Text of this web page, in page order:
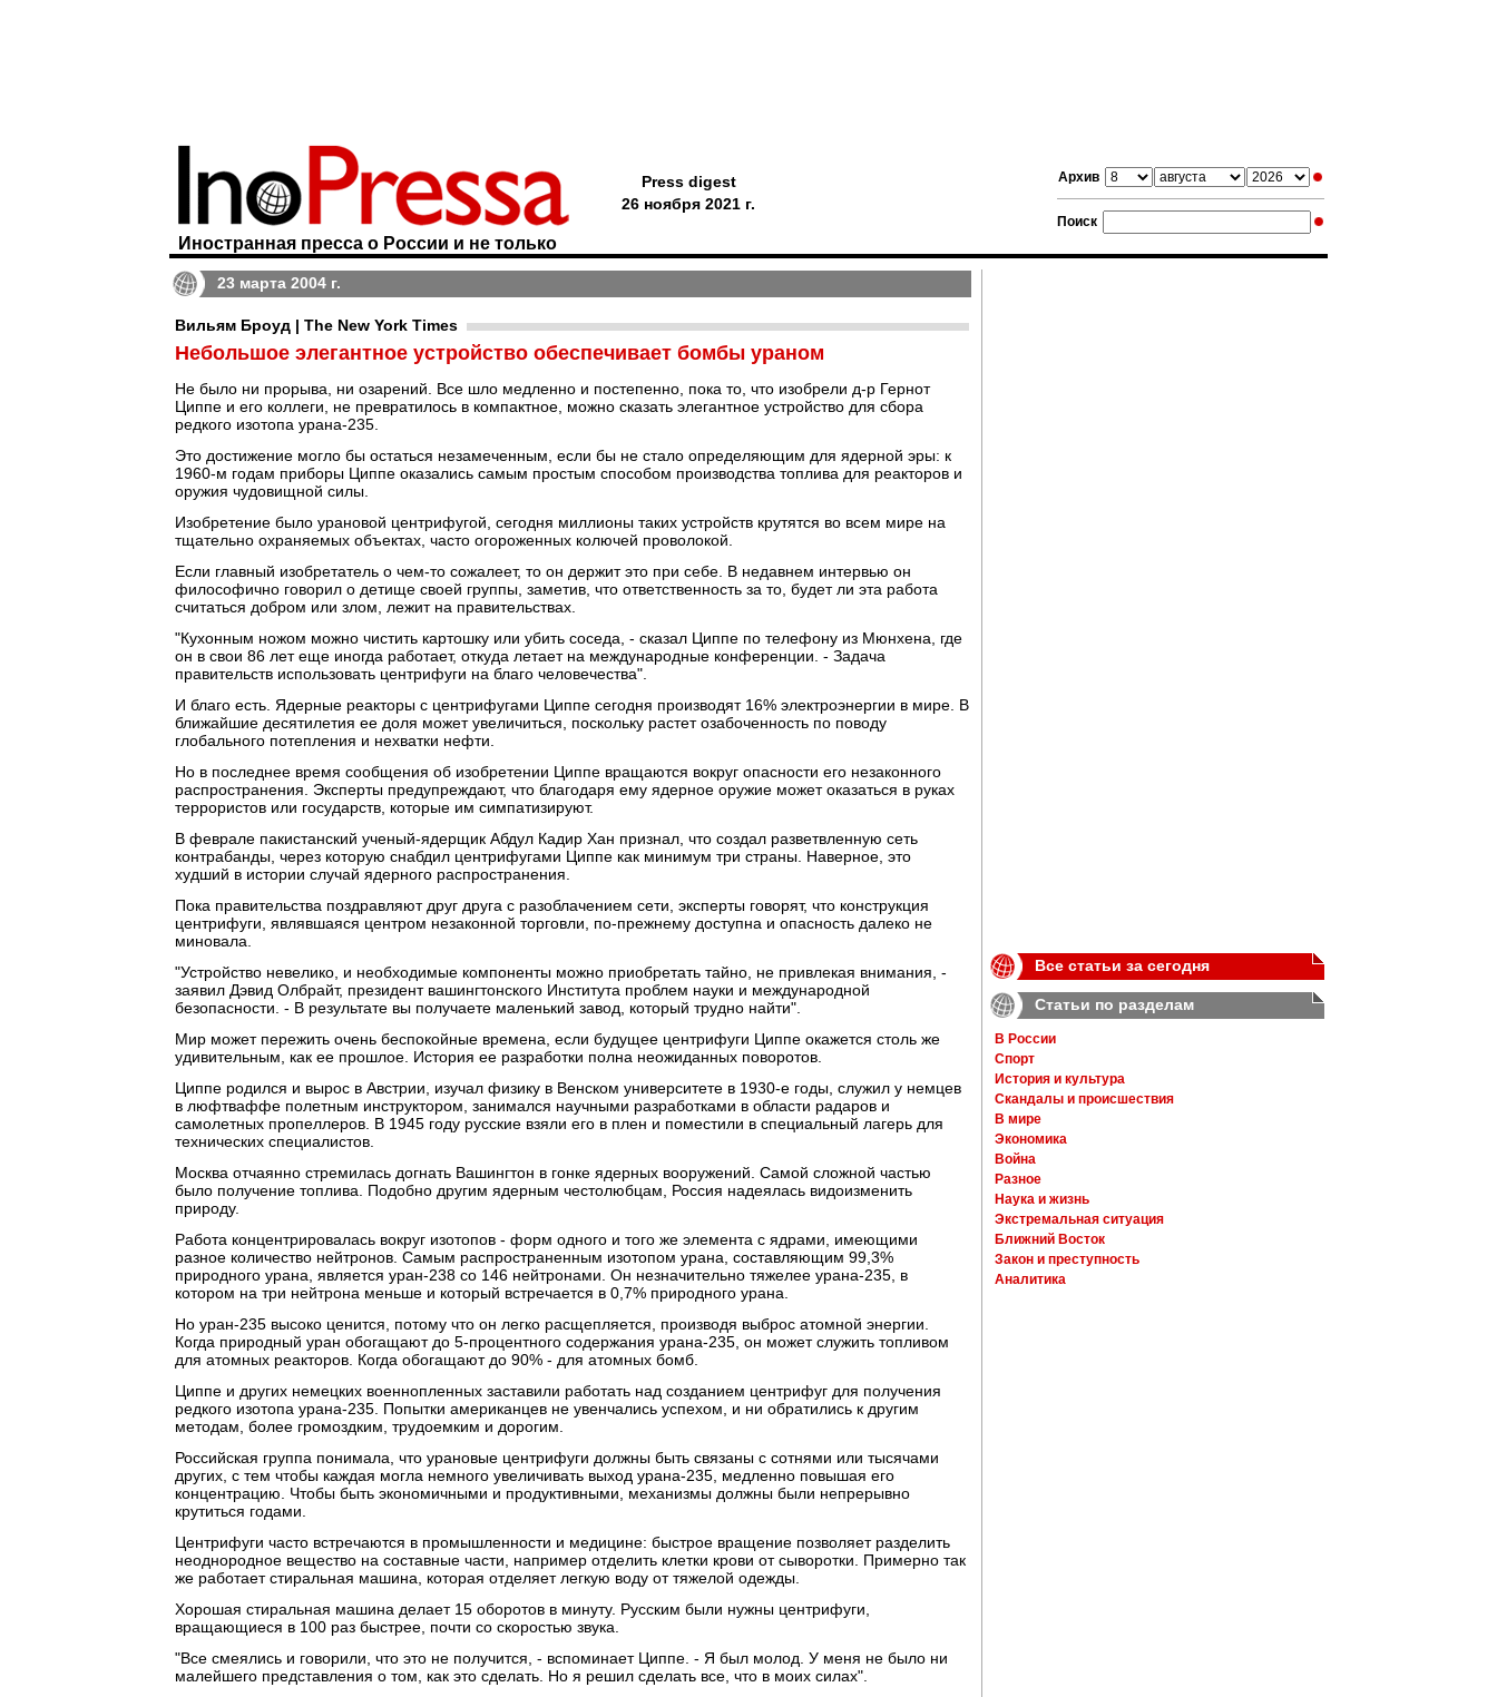
Архив
Поиск
Иностранная пресса о России и не только
Press digest
26 ноября 2021 г.
23 марта 2004 г.
Вильям Броуд | The New York Times
Небольшое элегантное устройство обеспечивает бомбы ураном
Не было ни прорыва, ни озарений. Все шло медленно и постепенно, пока то, что изобрели д-р Гернот
Циппе и его коллеги, не превратилось в компактное, можно сказать элегантное устройство для сбора
редкого изотопа урана-235.
Это достижение могло бы остаться незамеченным, если бы не стало определяющим для ядерной эры: к
1960-м годам приборы Циппе оказались самым простым способом производства топлива для реакторов и
оружия чудовищной силы.
Изобретение было урановой центрифугой, сегодня миллионы таких устройств крутятся во всем мире на
тщательно охраняемых объектах, часто огороженных колючей проволокой.
Если главный изобретатель о чем-то сожалеет, то он держит это при себе. В недавнем интервью он
философично говорил о детище своей группы, заметив, что ответственность за то, будет ли эта работа
считаться добром или злом, лежит на правительствах.
"Кухонным ножом можно чистить картошку или убить соседа, - сказал Циппе по телефону из Мюнхена, где
он в свои 86 лет еще иногда работает, откуда летает на международные конференции. - Задача
правительств использовать центрифуги на благо человечества".
И благо есть. Ядерные реакторы с центрифугами Циппе сегодня производят 16% электроэнергии в мире. В
ближайшие десятилетия ее доля может увеличиться, поскольку растет озабоченность по поводу
глобального потепления и нехватки нефти.
Но в последнее время сообщения об изобретении Циппе вращаются вокруг опасности его незаконного
распространения. Эксперты предупреждают, что благодаря ему ядерное оружие может оказаться в руках
террористов или государств, которые им симпатизируют.
В феврале пакистанский ученый-ядерщик Абдул Кадир Хан признал, что создал разветвленную сеть
контрабанды, через которую снабдил центрифугами Циппе как минимум три страны. Наверное, это
худший в истории случай ядерного распространения.
Пока правительства поздравляют друг друга с разоблачением сети, эксперты говорят, что конструкция
центрифуги, являвшаяся центром незаконной торговли, по-прежнему доступна и опасность далеко не
миновала.
"Устройство невелико, и необходимые компоненты можно приобретать тайно, не привлекая внимания, -
заявил Дэвид Олбрайт, президент вашингтонского Института проблем науки и международной
безопасности. - В результате вы получаете маленький завод, который трудно найти".
Мир может пережить очень беспокойные времена, если будущее центрифуги Циппе окажется столь же
удивительным, как ее прошлое. История ее разработки полна неожиданных поворотов.
Циппе родился и вырос в Австрии, изучал физику в Венском университете в 1930-е годы, служил у немцев
в люфтваффе полетным инструктором, занимался научными разработками в области радаров и
самолетных пропеллеров. В 1945 году русские взяли его в плен и поместили в специальный лагерь для
технических специалистов.
Москва отчаянно стремилась догнать Вашингтон в гонке ядерных вооружений. Самой сложной частью
было получение топлива. Подобно другим ядерным честолюбцам, Россия надеялась видоизменить
природу.
Работа концентрировалась вокруг изотопов - форм одного и того же элемента с ядрами, имеющими
разное количество нейтронов. Самым распространенным изотопом урана, составляющим 99,3%
природного урана, является уран-238 со 146 нейтронами. Он незначительно тяжелее урана-235, в
котором на три нейтрона меньше и который встречается в 0,7% природного урана.
Но уран-235 высоко ценится, потому что он легко расщепляется, производя выброс атомной энергии.
Когда природный уран обогащают до 5-процентного содержания урана-235, он может служить топливом
для атомных реакторов. Когда обогащают до 90% - для атомных бомб.
Циппе и других немецких военнопленных заставили работать над созданием центрифуг для получения
редкого изотопа урана-235. Попытки американцев не увенчались успехом, и ни обратились к другим
методам, более громоздким, трудоемким и дорогим.
Российская группа понимала, что урановые центрифуги должны быть связаны с сотнями или тысячами
других, с тем чтобы каждая могла немного увеличивать выход урана-235, медленно повышая его
концентрацию. Чтобы быть экономичными и продуктивными, механизмы должны были непрерывно
крутиться годами.
Центрифуги часто встречаются в промышленности и медицине: быстрое вращение позволяет разделить
неоднородное вещество на составные части, например отделить клетки крови от сыворотки. Примерно так
же работает стиральная машина, которая отделяет легкую воду от тяжелой одежды.
Хорошая стиральная машина делает 15 оборотов в минуту. Русским были нужны центрифуги,
вращающиеся в 100 раз быстрее, почти со скоростью звука.
"Все смеялись и говорили, что это не получится, - вспоминает Циппе. - Я был молод. У меня не было ни
малейшего представления о том, как это сделать. Но я решил сделать все, что в моих силах".
Все статьи за сегодня
Статьи по разделам
В России
Спорт
История и культура
Скандалы и происшествия
В мире
Экономика
Война
Разное
Наука и жизнь
Экстремальная ситуация
Ближний Восток
Закон и преступность
Аналитика